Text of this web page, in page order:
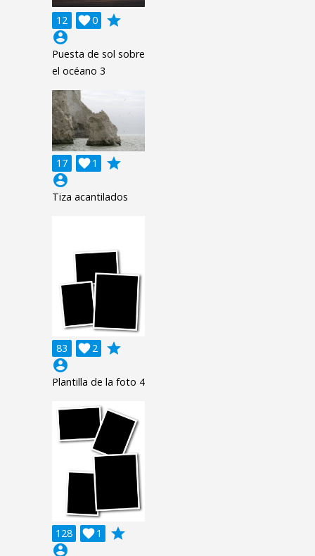
12 0

grade
account_circle
Puesta de sol sobre
el océano 3
17 1

grade
account_circle
Tiza acantilados
83 2

grade
account_circle
Plantilla de la foto 4
128 1

grade
account_circle